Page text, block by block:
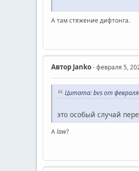
А там стяжение дифтонга.
Автор Janko- февраля 5,
Цитата: bvs от
это особый случай
Alaw?